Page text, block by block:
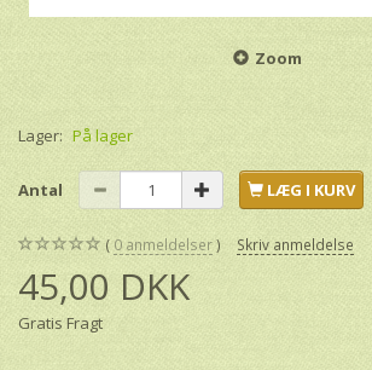
Zoom
Lager: På lager
Antal LÆG I KURV
0 anmeldelser Skriv anmeldelse
45,00 DKK
Gratis Fragt